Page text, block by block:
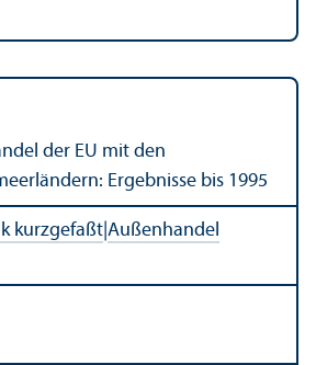
der EU mit den
Ergebnisse bis 1995
kurzgefaßt Außenhandel